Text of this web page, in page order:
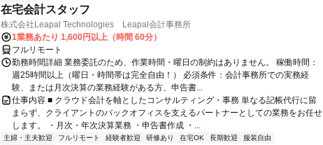
在宅会計スタッフ
株式会社Leapal Technologies Leapal会計事務所
1業務あたり 1,600円以上（時間 60分）
フルリモート
勤務時間詳細 業務委託のため、作業時間・曜日の制約はありません。 稼働時間：
週25時間以上（曜日・時間帯は完全自由！） 必須条件：会計事務所での実務経
験、または月次決算の業務経験がある方、申告書...
仕事内容 ■ クラウド会計を軸としたコンサルティング・事務 単なる記帳代行に留
まらず、クライアントのバックオフィスを支えるパートナーとしての業務をお任せ
します。 ・月次・年次決算業務 ・申告書作成 ・...
主婦・主夫歓迎 フルリモート 経験者歓迎 研修あり 在宅OK 長期歓迎
服装自由